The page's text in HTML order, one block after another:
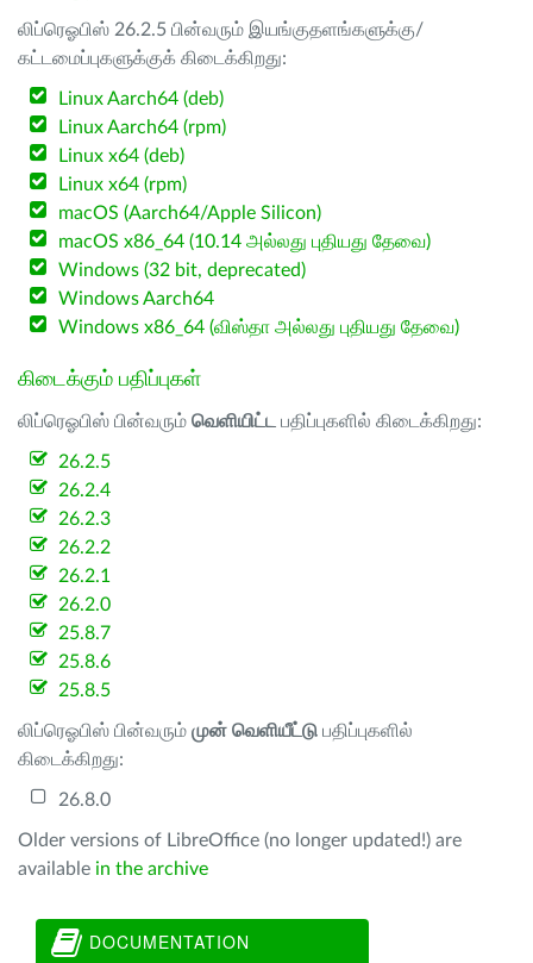
லிப்ரெஓபிஸ் 26.2.5 பின்வரும் இயங்குதளங்களுக்கு/
கட்டமைப்புகளுக்குக் கிடைக்கிறது:
Linux Aarch64 (deb)
Linux Aarch64 (rpm)
Linux x64 (deb)
Linux x64 (rpm)
macOS (Aarch64/Apple Silicon)
macOS x86_64 (10.14 அல்லது புதியது தேவை)
Windows (32 bit, deprecated)
Windows Aarch64
Windows x86_64 (விஸ்தா அல்லது புதியது தேவை)
கிடைக்கும் பதிப்புகள்
லிப்ரெஓபிஸ் பின்வரும் வெளியிட்ட பதிப்புகளில் கிடைக்கிறது:
26.2.5
26.2.4
26.2.3
26.2.2
26.2.1
26.2.0
25.8.7
25.8.6
25.8.5
லிப்ரெஓபிஸ் பின்வரும் முன் வெளியீட்டு பதிப்புகளில்
கிடைக்கிறது:
26.8.0
Older versions of LibreOffice (no longer updated!) are
available in the archive
DOCUMENTATION